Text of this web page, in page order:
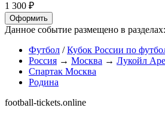
1 300 ₽
Оформить
Данное событие размещено в разделах:
Футбол /Кубок России по
Россия → Москва → Лукойл
Спартак Москва
Родина
football-tickets.online